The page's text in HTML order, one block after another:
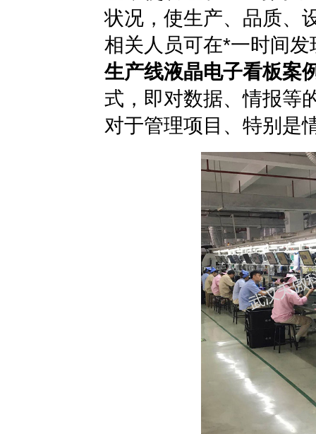
状况，使生产、品质、
相关人员可在*一时间
生产线液晶电子看板案
式，即对数据、情报等
对于管理项目、特别是